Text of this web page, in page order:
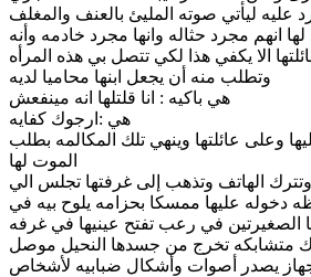
عليه ليأتي صوته المليئ بالعنف والمغلف
انهم مجرد حثاله وانها مجرد خادمه وأنه
الا يكفي هذا لكي تتصل بي هذه المرأه
وتطلب منه أن يجعل ابنها محاميا لديه
هي باكيه : انا قلتلها انه مينفعش
هي :ارجوك كفايه
وعلى عائلتها وينهي تلك المكالمه بطلب
الموت لها
وتترك الهاتف وتذهب إلى غرفتها تجلس الي
دخوله عليها ممسكا بحزامه يلوح بيه في
في رعب تفتح عينيها في غرفه
متشابكه تخرج من جسدها النحيل موصل
يصدر أصوات وأشكال ضبابيه لأشخاص